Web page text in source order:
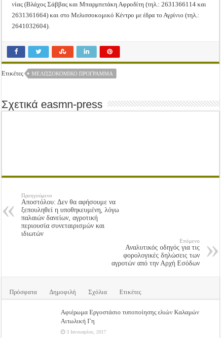
νίας (Βλάχος Σάββας και Μπαρμπετάκη Αφροδίτη (τηλ.: 2631366114 και
2631361664) και στο Μελισσοκομικό Κέντρο με έδρα το Αγρίνιο (τηλ.:
2641032604).
Ετικέτες ΜΕΛΙΣΣΟΚΟΜΙΚΌ ΠΡΌΓΡΑΜΜΑ
Σχετικά easmn-press
Προηγούμενο
Αποστόλου: Δεν θα αφήσουμε να
ξεπουληθεί η υποθηκευμένη, λόγω
παλαιών δανείων, αγροτική
περιουσία συνεταιρισμών και
ιδιωτών
Επόμενο
Αναλυτικός οδηγός για τις
φορολογικές δηλώσεις των
αγροτών από την Αρχή Εσόδων
Πρόσφατα Δημοφιλή Σχόλια Ετικέτες
Αφιέρωμα Εργοστάσιο τυποποίησης ελιών Καλαμών
Αιτωλική Γη
3 Ιανουαρίου, 2017